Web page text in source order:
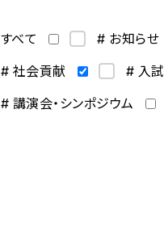
すべて # お知らせ
# 社会貢献
# 入試
# 講演会・シンポジウム